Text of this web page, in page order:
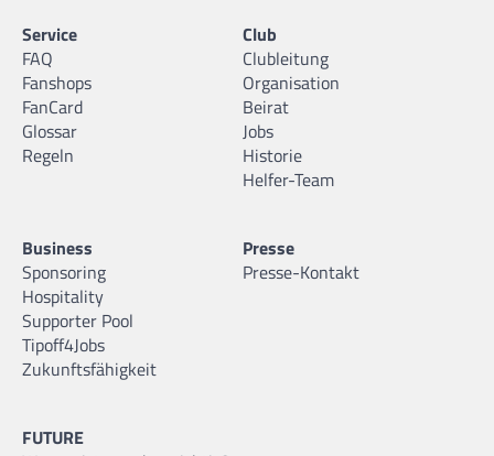
Service
FAQ
Fanshops
FanCard
Glossar
Regeln
Club
Clubleitung
Organisation
Beirat
Jobs
Historie
Helfer-Team
Business
Sponsoring
Hospitality
Supporter Pool
Tipoff4Jobs
Zukunftsfähigkeit
Presse
Presse-Kontakt
FUTURE